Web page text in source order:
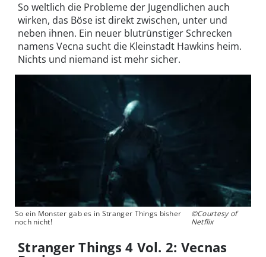
So weltlich die Probleme der Jugendlichen auch
wirken, das Böse ist direkt zwischen, unter und
neben ihnen. Ein neuer blutrünstiger Schrecken
namens Vecna sucht die Kleinstadt Hawkins heim.
Nichts und niemand ist mehr sicher.
So ein Monster gab es in Stranger Things bisher
noch nicht!
©Courtesy of
Netflix
Stranger Things 4 Vol. 2: Vecnas